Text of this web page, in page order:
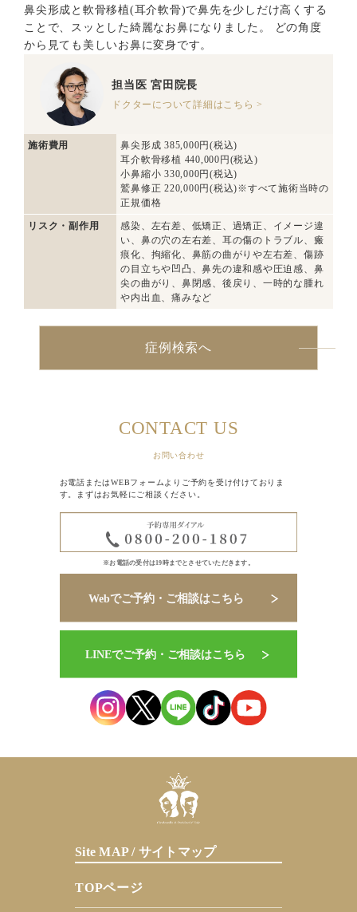
鼻尖形成と軟骨移植(耳介軟骨)で鼻先を少しだけ高くする
ことで、スッとした綺麗なお鼻になりました。 どの角度
から見ても美しいお鼻に変身です。
担当医 宮田院長
ドクターについて詳細はこちら >
施術費用
鼻尖形成 385,000円(税込)
耳介軟骨移植 440,000円(税込)
小鼻縮小 330,000円(税込)
鷲鼻修正 220,000円(税込)※すべて施術当時の
正規価格
リスク・副作用
感染、左右差、低矯正、過矯正、イメージ違
い、鼻の穴の左右差、耳の傷のトラブル、瘢
痕化、拘縮化、鼻筋の曲がりや左右差、傷跡
の目立ちや凹凸、鼻先の違和感や圧迫感、鼻
尖の曲がり、鼻閉感、後戻り、一時的な腫れ
や内出血、痛みなど
症例検索へ
CONTACT US
お問い合わせ
お電話またはWEBフォームよりご予約を受け付けておりま
す。まずはお気軽にご相談ください。
※お電話の受付は19時までとさせていただきます。
Site MAP / サイトマップ
TOPページ